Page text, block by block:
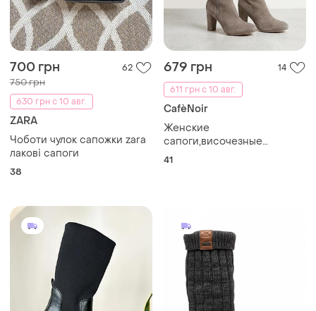
700 грн 62
750 грн
630 грн с 10 авг.
ZARA
Чоботи чулок сапожки zara
лакові сапоги
38
679 грн
14
611 грн с 10 авг.
CafèNoir
Женские
сапоги,височезные
ботфорты,натуральные
41